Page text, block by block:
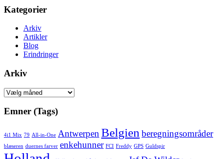
Kategorier
Arkiv
Artikler
Blog
Erindringer
Arkiv
Arkiv
Emner (Tags)
4i1 Mix 79 All-in-One Antwerpen Belgien beregningsområder
blæseren duernes farver enkehunner FCI Freddy GPS Guldspir